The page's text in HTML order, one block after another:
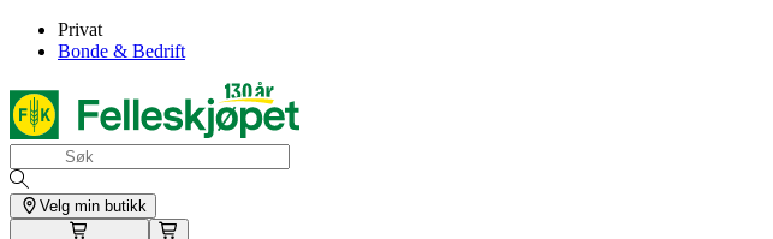
Privat
Bonde & Bedrift
Velg min butikk